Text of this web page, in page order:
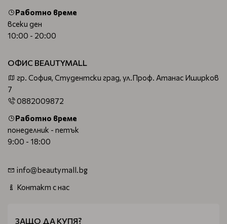
Работно време
всеки ден
10:00 - 20:00
ОФИС BEAUTYMALL
гр. София, Студентски град, ул.Проф. Атанас Иширков
7
0882009872
Работно време
понеделник - петък
9:00 - 18:00
info@beautymall.bg
Контакт с нас
ЗАЩО ДА КУПЯ?